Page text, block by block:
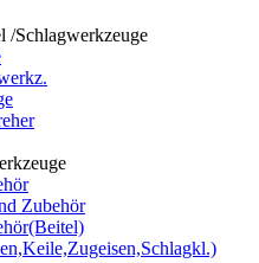
/Schlagwerkzeuge
Zubehör